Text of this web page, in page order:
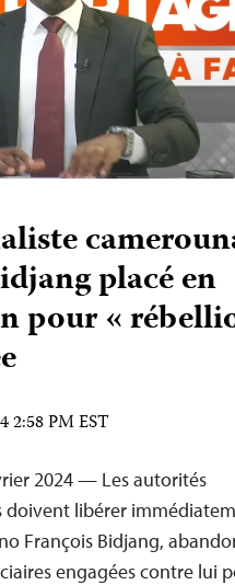
placé en
pour «
2:58 PM EST
2024 — Les autorités
doivent libérer
François Bidjang,
engagées contre lui